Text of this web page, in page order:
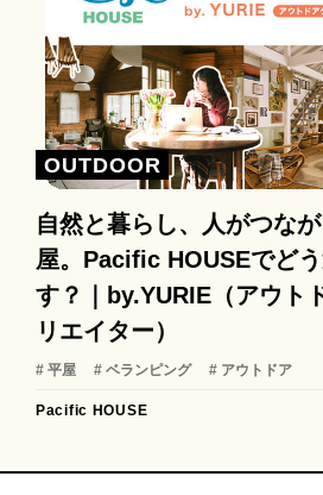
OUTDOOR
自然と暮らし、人がつな
屋。Pacific HOUSEでど
す？｜by.YURIE（アウト
リエイター）
# 平屋 # ベランピング # アウトドア
Pacific HOUSE